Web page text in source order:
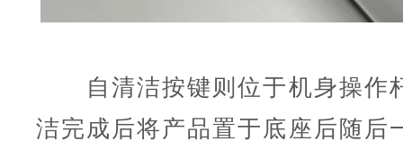
自清洁按键则位于机身操作
洁完成后将产品置于底座后随后